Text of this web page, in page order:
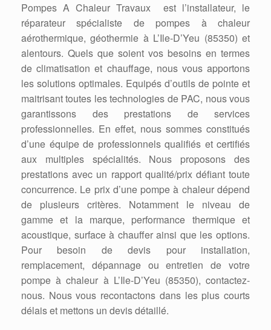
Pompes A Chaleur Travaux est l’installateur, le
réparateur spécialiste de pompes à chaleur
aérothermique, géothermie à L’Ile-D’Yeu (85350) et
alentours. Quels que soient vos besoins en termes
de climatisation et chauffage, nous vous apportons
les solutions optimales. Equipés d’outils de pointe et
maitrisant toutes les technologies de PAC, nous vous
garantissons des prestations de services
professionnelles. En effet, nous sommes constitués
d’une équipe de professionnels qualifiés et certifiés
aux multiples spécialités. Nous proposons des
prestations avec un rapport qualité/prix défiant toute
concurrence. Le prix d’une pompe à chaleur dépend
de plusieurs critères. Notamment le niveau de
gamme et la marque, performance thermique et
acoustique, surface à chauffer ainsi que les options.
Pour besoin de devis pour installation,
remplacement, dépannage ou entretien de votre
pompe à chaleur à L’Ile-D’Yeu (85350), contactez-
nous. Nous vous recontactons dans les plus courts
délais et mettons un devis détaillé.